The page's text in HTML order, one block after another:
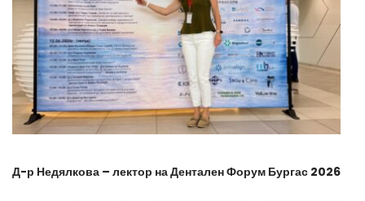
Д-р Недялкова – лектор на Дентален Форум Бургас 2026